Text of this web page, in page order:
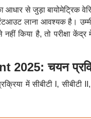
आधार से जुड़ा बायोमेट्रिक
लाना आवश्यक है।
नहीं किया है, तो परीक्षा
2025: चयन
में सीबीटी I, सीबीटी II,